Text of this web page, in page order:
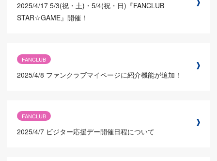
2025/4/17 5/3(祝・土)・5/4(祝・日)『FANCLUB
STAR☆GAME』開催！
FANCLUB
2025/4/8 ファンクラブマイページに紹介機能が追加！
FANCLUB
2025/4/7 ビジター応援デー開催日程について